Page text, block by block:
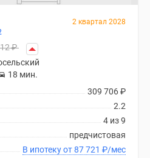
2 квартал 2028
₽
18 мин.
309 706₽
2.2
4 из 9
предчистовая
В ипотеку от 87 721 ₽/мес